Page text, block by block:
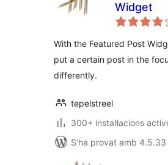
Widget
With the Featured Post
put a certain post in the
differently.
tepelstreel
300+ instal·lacions
S'ha provat amb 4.5.33